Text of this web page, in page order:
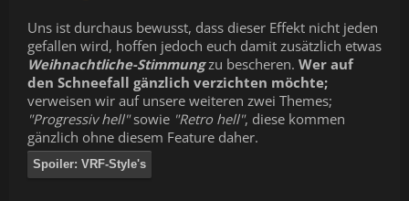
Uns ist durchaus bewusst, dass dieser Effekt nicht jeden
gefallen wird, hoffen jedoch euch damit zusätzlich etwas
Weihnachtliche-Stimmungzu bescheren. Wer auf
den Schneefall gänzlich verzichten möchte;
verweisen wir auf unsere weiteren zwei Themes;
"Progressiv hell"sowie "Retro hell", diese kommen
gänzlich ohne diesem Feature daher.
Spoiler: VRF-Style's